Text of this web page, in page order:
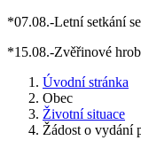
*07.08.-Letní setkání
*15.08.-Zvěřinové
Úvodní stránka
Obec
Životní situace
Žádost o vydání